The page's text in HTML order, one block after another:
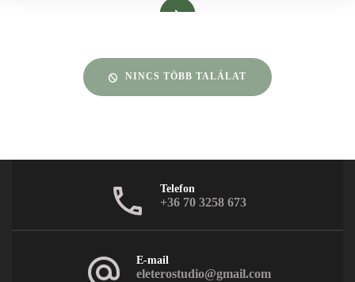
NINCS TÖBB TALÁLAT
Telefon
+36 70 3258 673
E-mail
eleterostudio@gmail.com